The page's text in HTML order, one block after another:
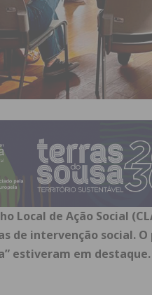
Local de Ação Social
de intervenção social.
estiveram em destaque.